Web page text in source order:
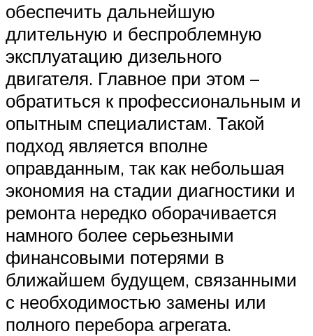
обеспечить дальнейшую
длительную и беспроблемную
эксплуатацию дизельного
двигателя. Главное при этом –
обратиться к профессиональным и
опытным специалистам. Такой
подход является вполне
оправданным, так как небольшая
экономия на стадии диагностики и
ремонта нередко оборачивается
намного более серьезными
финансовыми потерями в
ближайшем будущем, связанными
с необходимостью замены или
полного перебора агрегата.